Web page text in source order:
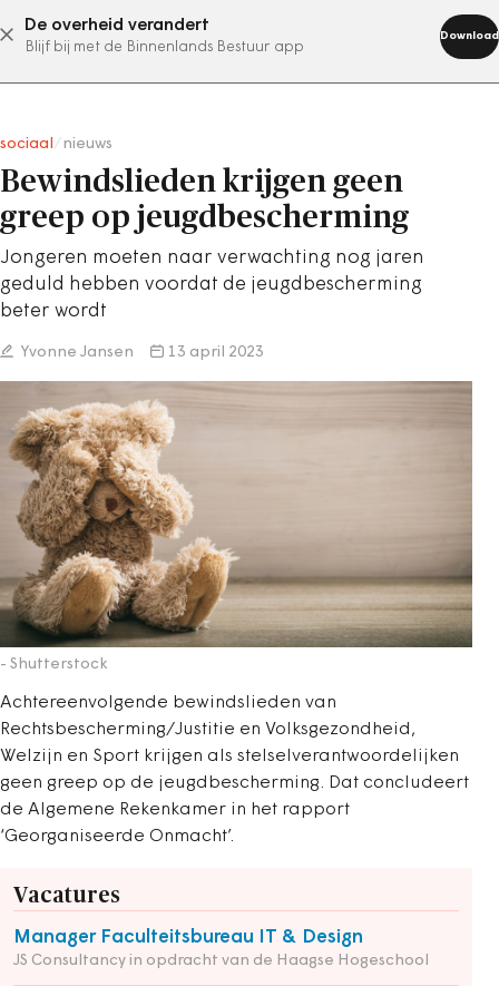
De overheid verandert
Blijf bij met de Binnenlands Bestuur app
Download
abonneer nu
sociaal nieuws
Bewindslieden krijgen geen
greep op jeugdbescherming
Jongeren moeten naar verwachting nog jaren
geduld hebben voordat de jeugdbescherming
beter wordt
Yvonne Jansen 13 april 2023
- Shutterstock
Achtereenvolgende bewindslieden van
Rechtsbescherming/Justitie en Volksgezondheid,
Welzijn en Sport krijgen als stelselverantwoordelijken
geen greep op de jeugdbescherming. Dat concludeert
de Algemene Rekenkamer in het rapport
‘Georganiseerde Onmacht’.
Vacatures
Manager Faculteitsbureau IT & Design
JS Consultancy in opdracht van de Haagse Hogeschool